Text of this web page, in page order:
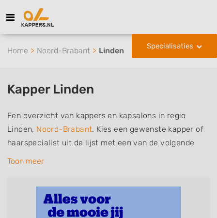
Specialisaties
Home Noord-Brabant Linden
Kapper Linden
Een overzicht van kappers en kapsalons in regio
Linden, Noord-Brabant. Kies een gewenste kapper of
haarspecialist uit de lijst met een van de volgende
specialisaties of aantekeningen: mannen of
zonder afspraak terecht kunt. De vermelde kappers
kunnen uw haren wassen, knippen, föhnen en kleuren,
Toon meer